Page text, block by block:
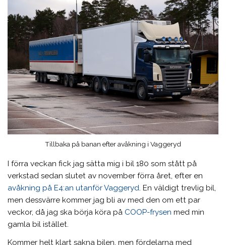
Tillbaka på banan efter avåkning i Vaggeryd
I förra veckan fick jag sätta mig i bil 180 som stått på
verkstad sedan slutet av november förra året, efter en
avåkning på E4:an utanför Vaggeryd. En väldigt trevlig bil,
men dessvärre kommer jag bli av med den om ett par
veckor, då jag ska börja köra på COOP-frysen med min
gamla bil istället.
Kommer helt klart sakna bilen, men fördelarna med